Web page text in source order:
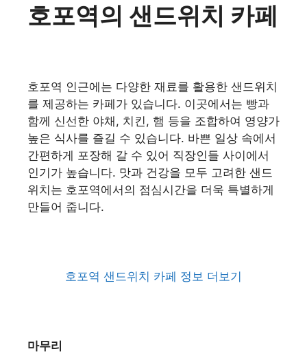
호포역의 샌드위치 카페
호포역 인근에는 다양한 재료를 활용한 샌드위치
를 제공하는 카페가 있습니다. 이곳에서는 빵과
함께 신선한 야채, 치킨, 햄 등을 조합하여 영양가
높은 식사를 즐길 수 있습니다. 바쁜 일상 속에서
간편하게 포장해 갈 수 있어 직장인들 사이에서
인기가 높습니다. 맛과 건강을 모두 고려한 샌드
위치는 호포역에서의 점심시간을 더욱 특별하게
만들어 줍니다.
호포역 샌드위치 카페 정보 더보기
마무리